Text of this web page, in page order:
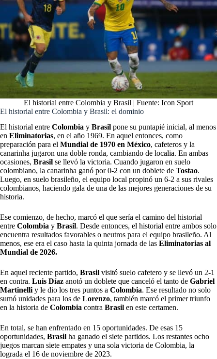
El historial entre Colombia y Brasil | Fuente: Icon Sport
El historial entre Colombia y Brasil: el dominio
El historial entre Colombia y Brasil pone su puntapié inicial, al menos
en Eliminatorias, en el año 1969. En aquel entonces, como
preparación para el Mundial de 1970 en México, cafeteros y la
canarinha jugaron una doble ronda, cambiando de localia. En ambas
ocasiones, Brasil se llevó la victoria. Cuando jugaron en suelo
colombiano, la canarinha ganó por 0-2 con un doblete de Tostao.
Luego, en suelo brasileño, el equipo local propinó un 6-2 a sus rivales
colombianos, haciendo gala de una de las mejores generaciones de su
historia.
Ese comienzo, de hecho, marcó el que sería el camino del historial
entre Colombia y Brasil. Desde entonces, el historial entre ambos solo
encuentra resultados favorables o neutros para el equipo brasileño. Al
menos, ese era el caso hasta la quinta jornada de las Eliminatorias al
Mundial de 2026.
En aquel reciente partido, Brasil visitó suelo cafetero y se llevó un 2-1
en contra. Luis Díaz anotó un doblete que canceló el tanto de Gabriel
Martinelliy le dio los tres puntos a Colombia. Ese resultado no solo
sumó unidades para los de Lorenzo, también marcó el primer triunfo
en la historia de Colombia contra Brasil en este certamen.
En total, se han enfrentado en 15 oportunidades. De esas 15
oportunidades, Brasil ha ganado el siete partidos. Los restantes ocho
juegos marcan siete empates y una sola victoria de Colombia, la
lograda el 16 de noviembre de 2023.